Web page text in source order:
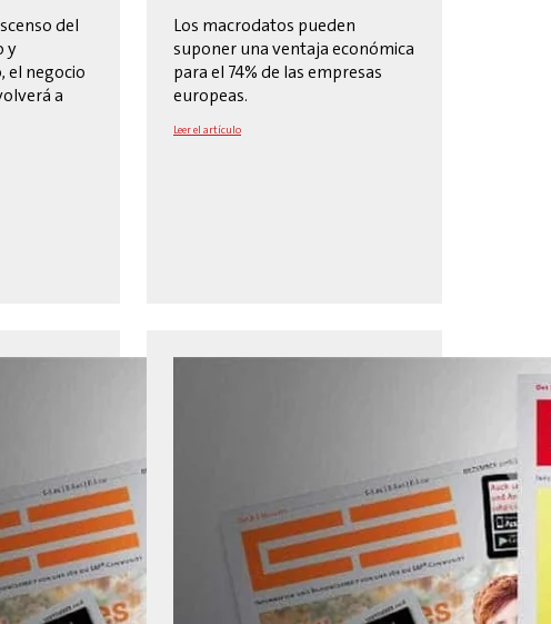
del
y
el negocio
a
Los macrodatos pueden
suponer una ventaja económica
para el 74% de las empresas
europeas.
Leer el artículo